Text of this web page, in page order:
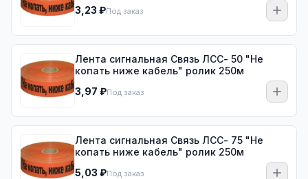
3,23 ₽Под заказ
Лента сигнальная Связь ЛСС- 50 "Не
копать ниже кабель" ролик 250м
3,97 ₽Под заказ
Лента сигнальная Связь ЛСС- 75 "Не
копать ниже кабель" ролик 250м
5,03 ₽Под заказ